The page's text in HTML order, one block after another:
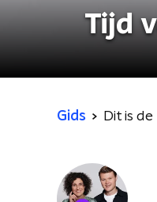
Tijd
Gids Dit is